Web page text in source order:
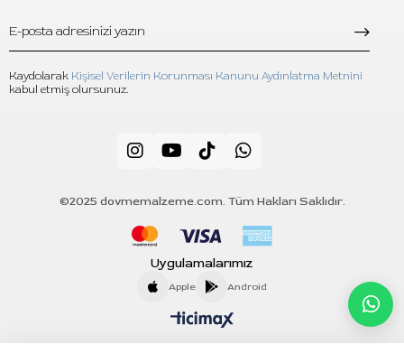
Kaydolarak Kişisel Verilerin Korunması Kanunu Aydınlatma Metnini
kabul etmiş olursunuz.
©2025 dovmemalzeme.com. Tüm Hakları Saklıdır.
Uygulamalarımız
Apple Android